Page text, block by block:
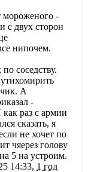
мороженого -
с двух сторон
нипочем.
соседству.
А
-
как раз с армии
сказать, я
не хочет по
чяерез голову
5 на устроим.
14:33, 1 год